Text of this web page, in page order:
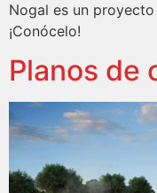
Nogal es un
¡Conócelo!
Planos de